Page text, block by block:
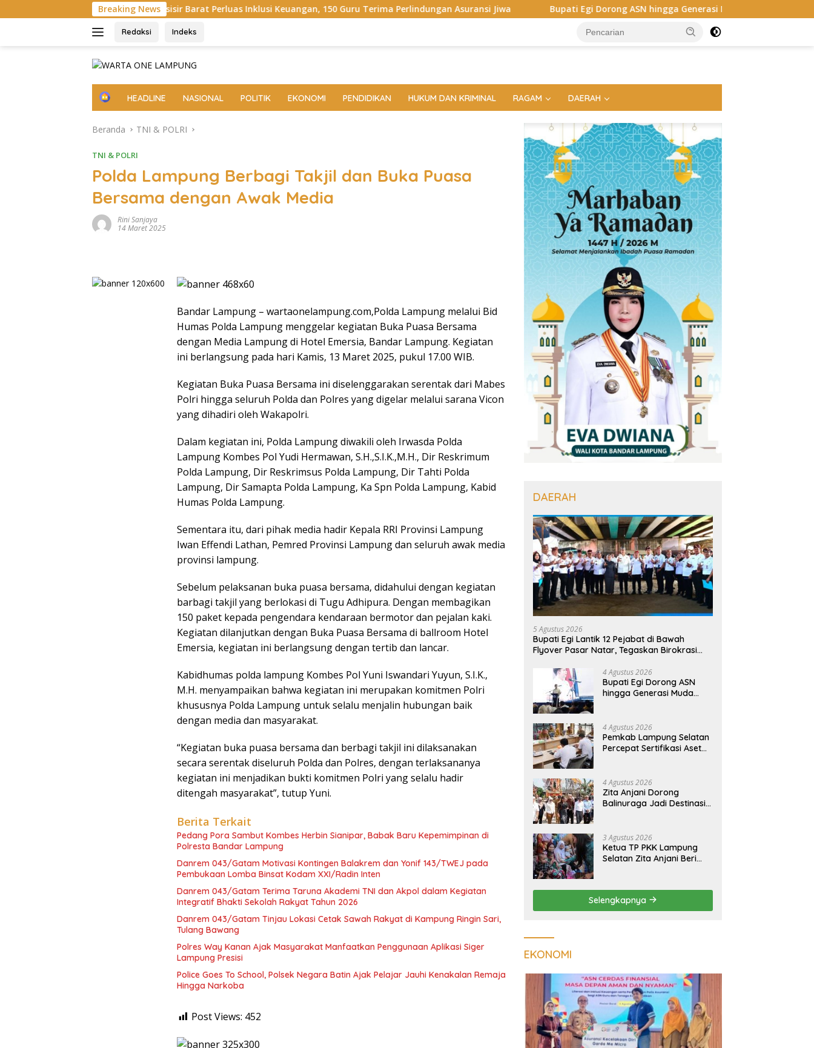
ke
Breaking News
Pemkab Pesisir Barat Perluas Inklusi Keuangan, 150 Guru Terima Perlindungan Asuransi Jiwa Bupati Egi Dorong ASN hingga Generasi Muda Kuasai AI, Siapkan SDM Lampung
Redaksi Indeks
H
e
HEADLINE NASIONAL POLITIK EKONOMI PENDIDIKAN HUKUM DAN KRIMINAL RAGAM DAERAH
Beranda TNI & POLRI
TNI & POLRI
Polda Lampung Berbagi Takjil dan Buka Puasa
Bersama dengan Awak Media
Rini Sanjaya
14 Maret 2025
Bandar Lampung – wartaonelampung.com,Polda Lampung melalui Bid
Humas Polda Lampung menggelar kegiatan Buka Puasa Bersama
dengan Media Lampung di Hotel Emersia, Bandar Lampung. Kegiatan
ini berlangsung pada hari Kamis, 13 Maret 2025, pukul 17.00 WIB.
Kegiatan Buka Puasa Bersama ini diselenggarakan serentak dari Mabes
Polri hingga seluruh Polda dan Polres yang digelar melalui sarana Vicon
yang dihadiri oleh Wakapolri.
Dalam kegiatan ini, Polda Lampung diwakili oleh Irwasda Polda
Lampung Kombes Pol Yudi Hermawan, S.H.,S.I.K.,M.H., Dir Reskrimum
Polda Lampung, Dir Reskrimsus Polda Lampung, Dir Tahti Polda
Lampung, Dir Samapta Polda Lampung, Ka Spn Polda Lampung, Kabid
Humas Polda Lampung.
Sementara itu, dari pihak media hadir Kepala RRI Provinsi Lampung
Iwan Effendi Lathan, Pemred Provinsi Lampung dan seluruh awak media
provinsi lampung.
Sebelum pelaksanan buka puasa bersama, didahului dengan kegiatan
barbagi takjil yang berlokasi di Tugu Adhipura. Dengan membagikan
150 paket kepada pengendara kendaraan bermotor dan pejalan kaki.
Kegiatan dilanjutkan dengan Buka Puasa Bersama di ballroom Hotel
Emersia, kegiatan ini berlangsung dengan tertib dan lancar.
Kabidhumas polda lampung Kombes Pol Yuni Iswandari Yuyun, S.I.K.,
M.H. menyampaikan bahwa kegiatan ini merupakan komitmen Polri
khususnya Polda Lampung untuk selalu menjalin hubungan baik
dengan media dan masyarakat.
“Kegiatan buka puasa bersama dan berbagi takjil ini dilaksanakan
secara serentak diseluruh Polda dan Polres, dengan terlaksananya
kegiatan ini menjadikan bukti komitmen Polri yang selalu hadir
ditengah masyarakat”, tutup Yuni.
Berita Terkait
Pedang Pora Sambut Kombes Herbin Sianipar, Babak Baru Kepemimpinan di
Polresta Bandar Lampung
Danrem 043/Gatam Motivasi Kontingen Balakrem dan Yonif 143/TWEJ pada
Pembukaan Lomba Binsat Kodam XXI/Radin Inten
Danrem 043/Gatam Terima Taruna Akademi TNI dan Akpol dalam Kegiatan
Integratif Bhakti Sekolah Rakyat Tahun 2026
Danrem 043/Gatam Tinjau Lokasi Cetak Sawah Rakyat di Kampung Ringin Sari,
Tulang Bawang
Polres Way Kanan Ajak Masyarakat Manfaatkan Penggunaan Aplikasi Siger
Lampung Presisi
Police Goes To School, Polsek Negara Batin Ajak Pelajar Jauhi Kenakalan Remaja
Hingga Narkoba
Post Views: 452
DAERAH
5 Agustus 2026
Bupati Egi Lantik 12 Pejabat di Bawah
Flyover Pasar Natar, Tegaskan Birokrasi
4 Agustus 2026
Bupati Egi Dorong ASN
hingga Generasi Muda
Era Digital
4 Agustus 2026
Pemkab Lampung Selatan
Percepat Sertifikasi Aset
4 Agustus 2026
Zita Anjani Dorong
Balinuraga Jadi Destinasi
Tarik Nasional
3 Agustus 2026
Ketua TP PKK Lampung
Selatan Zita Anjani Beri
Sidomulyo
Selengkapnya
EKONOMI